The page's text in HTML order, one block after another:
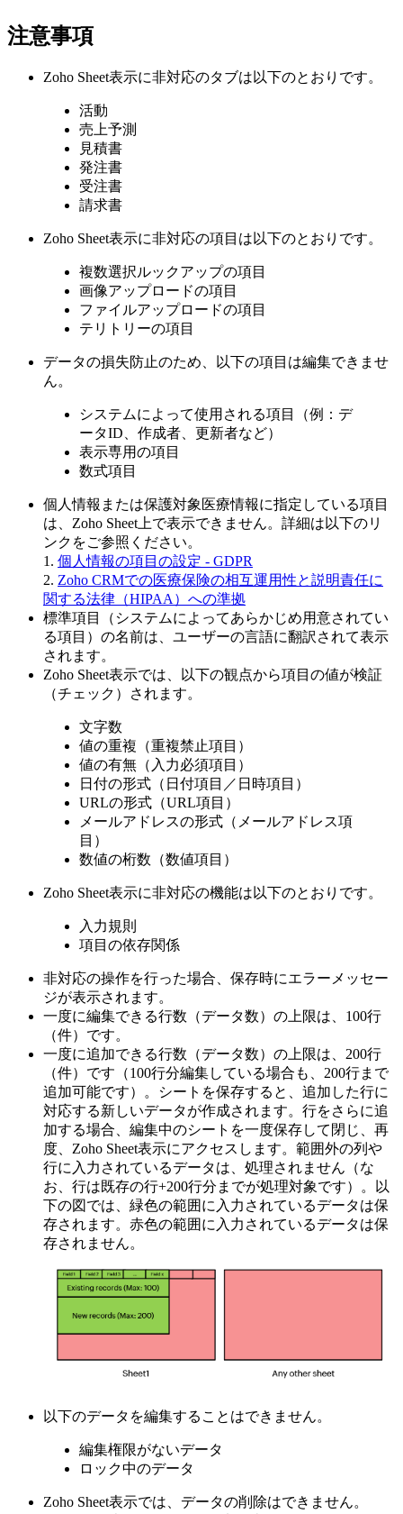
注意事項
Zoho Sheet表示に非対応のタブは以下のとおりです。
活動
売上予測
見積書
発注書
受注書
請求書
Zoho Sheet表示に非対応の項目は以下のとおりです。
複数選択ルックアップの項目
画像アップロードの項目
ファイルアップロードの項目
テリトリーの項目
データの損失防止のため、以下の項目は編集できませ
ん。
システムによって使用される項目（例：デ
ータID、作成者、更新者など）
表示専用の項目
数式項目
個人情報または保護対象医療情報に指定している項目
は、Zoho Sheet上で表示できません。詳細は以下のリ
ンクをご参照ください。
1. 個人情報の項目の設定 - GDPR
2. Zoho CRMでの医療保険の相互運用性と説明責任に
関する法律（HIPAA）への準拠
標準項目（システムによってあらかじめ用意されてい
る項目）の名前は、ユーザーの言語に翻訳されて表示
されます。
Zoho Sheet表示では、以下の観点から項目の値が検証
（チェック）されます。
文字数
値の重複（重複禁止項目）
値の有無（入力必須項目）
日付の形式（日付項目／日時項目）
URLの形式（URL項目）
メールアドレスの形式（メールアドレス項
目）
数値の桁数（数値項目）
Zoho Sheet表示に非対応の機能は以下のとおりです。
入力規則
項目の依存関係
非対応の操作を行った場合、保存時にエラーメッセー
ジが表示されます。
一度に編集できる行数（データ数）の上限は、100行
（件）です。
一度に追加できる行数（データ数）の上限は、200行
（件）です（100行分編集している場合も、200行まで
追加可能です）。シートを保存すると、追加した行に
対応する新しいデータが作成されます。行をさらに追
加する場合、編集中のシートを一度保存して閉じ、再
度、Zoho Sheet表示にアクセスします。範囲外の列や
行に入力されているデータは、処理されません（な
お、行は既存の行+200行分までが処理対象です）。以
下の図では、緑色の範囲に入力されているデータは保
存されます。赤色の範囲に入力されているデータは保
存されません。
以下のデータを編集することはできません。
編集権限がないデータ
ロック中のデータ
Zoho Sheet表示では、データの削除はできません。